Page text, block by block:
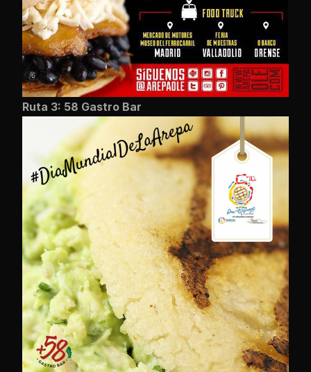
Ruta 3: 58 Gastro Bar